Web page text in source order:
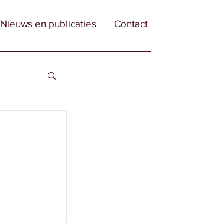
Nieuws en publicaties Contact